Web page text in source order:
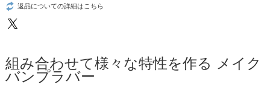
返品についての詳細はこちら
組み合わせて様々な特性を作る メイク
バンプラバー